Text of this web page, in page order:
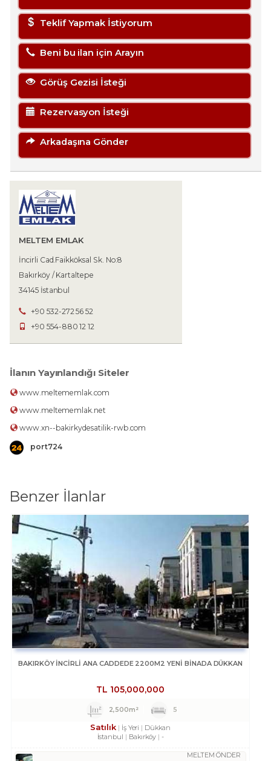
Teklif Yapmak İstiyorum
Beni bu ilan için Arayın
Görüş Gezisi İsteği
Rezervasyon İsteği
Arkadaşına Gönder
MELTEM EMLAK
İncirli Cad.Faikköksal Sk. No:8
Bakırköy / Kartaltepe
34145 İstanbul
+90 532-272 56 52
+90 554-880 12 12
İlanın Yayınlandığı Siteler
www.meltememlak.com
www.meltememlak.net
www.xn--bakirkydesatilik-rwb.com
port724
Benzer İlanlar
BAKIRKÖY İNCİRLİ ANA CADDEDE 2200M2 YENİ BİNADA DÜKKAN
TL 105,000,000
2,500m² 5
Satılık İş Yeri
Dükkan
İstanbul
Bakırköy -
MELTEM ÖNDER